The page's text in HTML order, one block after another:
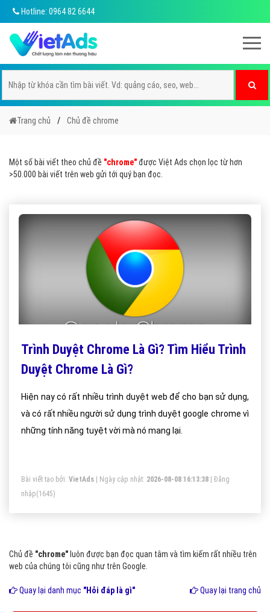
Hotline: 0964 82 6644
Trang chủ Chủ đề chrome
Một số bài viết theo chủ đề "chrome"được Việt Ads chọn lọc từ hơn
>50.000 bài viết trên web gửi tới quý bạn đọc.
Trình Duyệt Chrome Là Gì? Tìm Hiểu Trình
Duyệt Chrome Là Gì?
Hiện nay có rất nhiều trình duyệt web để cho bạn sử dụng,
và có rất nhiều người sử dụng trình duyệt google chrome vì
những tính năng tuyệt vời mà nó mang lại.
Bài viết tạo bởi: VietAds | Ngày cập nhật: 2026-08-08 16:13:38
Đăng
nhập(1645)
Chủ đề "chrome" luôn được bạn đọc quan tâm và tìm kiếm rất nhiều trên
web của chúng tôi cũng như trên Google.
Quay lại danh mục "Hỏi đáp là gì" Quay lại trang chủ